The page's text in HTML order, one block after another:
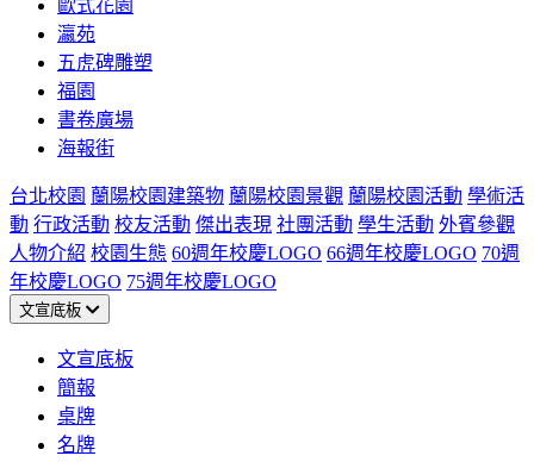
歐式花園
瀛苑
五虎碑雕塑
福園
書卷廣場
海報街
台北校園 蘭陽校園建築物 蘭陽校園景觀 蘭陽校園活動 學術活
動 行政活動 校友活動 傑出表現 社團活動 學生活動 外賓參觀
人物介紹 校園生態 60週年校慶LOGO 66週年校慶LOGO 70週
年校慶LOGO 75週年校慶LOGO
文宣底板
文宣底板
簡報
桌牌
名牌